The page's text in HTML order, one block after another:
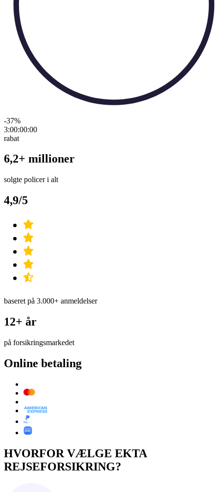
-37%
3:00:00:00
rabat
6,2+ millioner
solgte policer i alt
4,9/5
baseret på 3.000+ anmeldelser
12+ år
på forsikringsmarkedet
Online betaling
HVORFOR VÆLGE EKTA
REJSEFORSIKRING?